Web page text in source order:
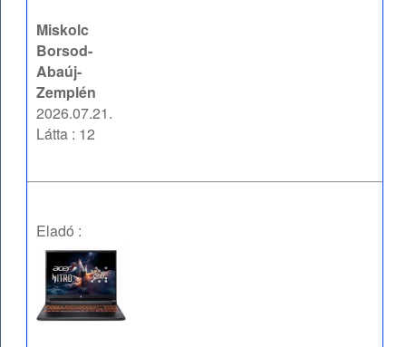
Miskolc
Borsod-
Abaúj-
Zemplén
2026.07.21.
Látta : 12
Eladó :